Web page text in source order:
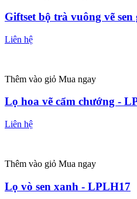
Giftset bộ trà vuông vẽ
Liên hệ
Thêm vào giỏ Mua ngay
Lọ hoa vẽ cẩm chướng -
Liên hệ
Thêm vào giỏ Mua ngay
Lọ vò sen xanh - LPLH17